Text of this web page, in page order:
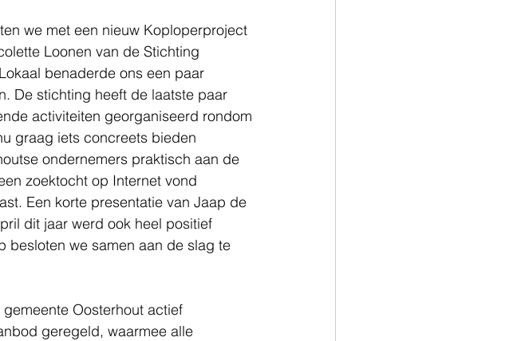
we met een nieuw Koploperproject
Loonen van de Stichting
benaderde ons een paar
De stichting heeft de laatste paar
activiteiten georganiseerd rondom
graag iets concreets bieden
ondernemers praktisch aan de
zoektocht op Internet vond
Een korte presentatie van Jaap de
dit jaar werd ook heel positief
besloten we samen aan de slag te
Oosterhout actief
geregeld, waarmee alle